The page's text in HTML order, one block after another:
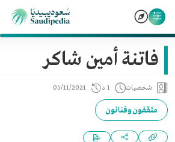
فاتنة أمين شاكر
شخصيات 1 د 05/11/2021
مثقفون وفنانون